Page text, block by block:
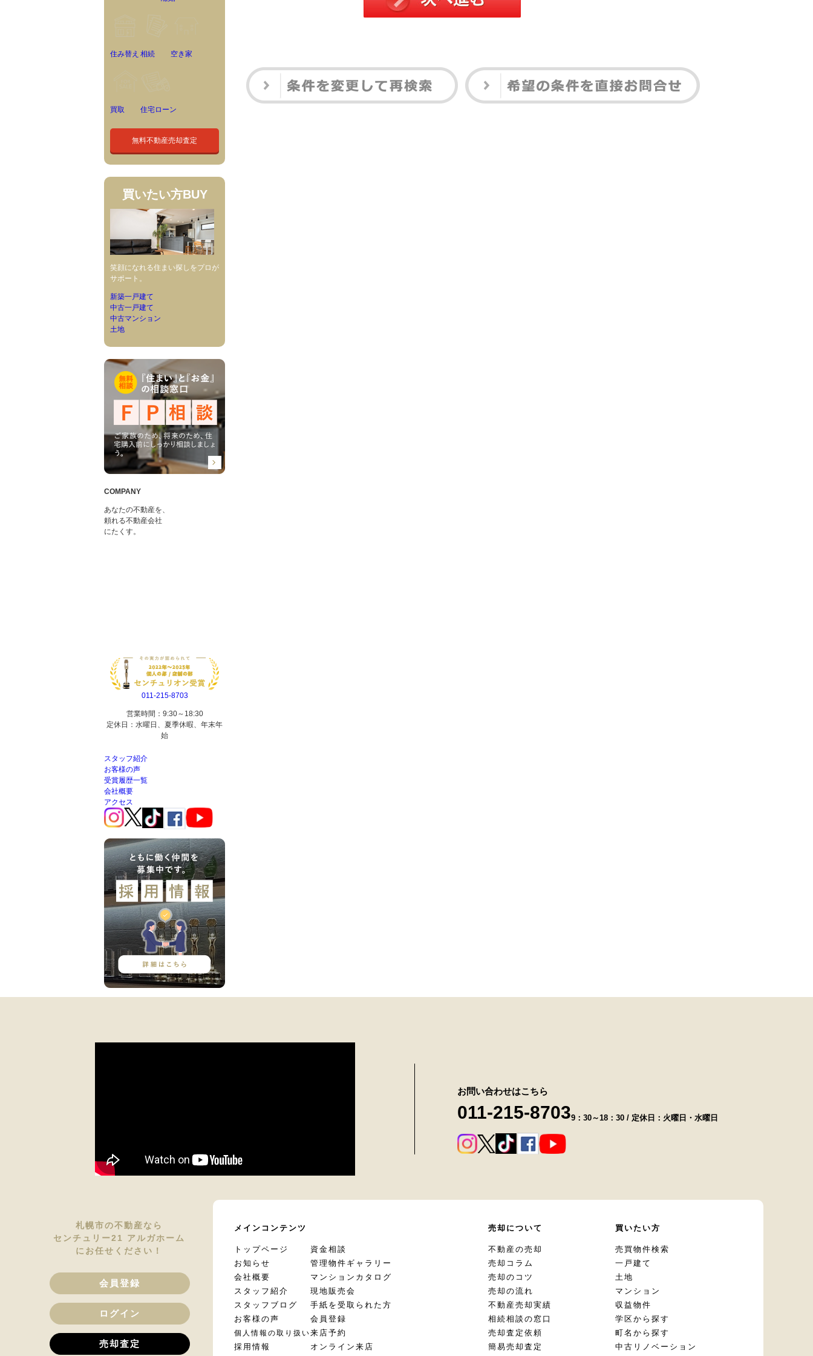
住み替え 相続 空き家
買取 住宅ローン
無料不動産売却査定
買いたい方BUY
笑顔になれる住まい探しをプロが
サポート。
新築一戸建て
中古一戸建て
中古マンション
土地
COMPANY
あなたの不動産を、
頼れる不動産会社
にたくす。
011-215-8703
営業時間：9:30～18:30
定休日：水曜日、夏季休暇、年末年
始
スタッフ紹介
お客様の声
受賞履歴一覧
会社概要
アクセス
お問い合わせはこちら
011-215-87039：30～18：30 / 定休日：火曜日・水曜日
札幌市の不動産なら
センチュリー21 アルガホーム
にお任せください！
会員登録
ログイン
売却査定
メインコンテンツ
トップページ
お知らせ
会社概要
スタッフ紹介
スタッフブログ
お客様の声
個人情報の取り扱い
採用情報
資金相談
管理物件ギャラリー
マンションカタログ
現地販売会
手紙を受取られた方
会員登録
来店予約
オンライン来店
売却について
不動産の売却
売却コラム
売却のコツ
売却の流れ
不動産売却実績
相続相談の窓口
売却査定依頼
簡易売却査定
買いたい方
売買物件検索
一戸建て
土地
マンション
収益物件
学区から探す
町名から探す
中古リノベーション